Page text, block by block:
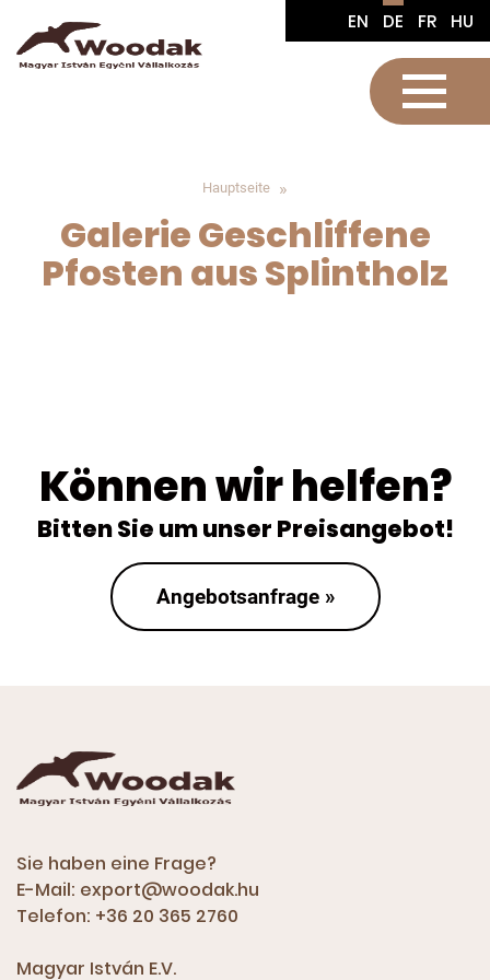
EN DE FR HU
Hauptseite
Galerie Geschliffene
Pfosten aus Splintholz
Können wir helfen?
Bitten Sie um unser Preisangebot!
Angebotsanfrage »
Sie haben eine Frage?
E-Mail: export@woodak.hu
Telefon: +36 20 365 2760
Magyar István E.V.